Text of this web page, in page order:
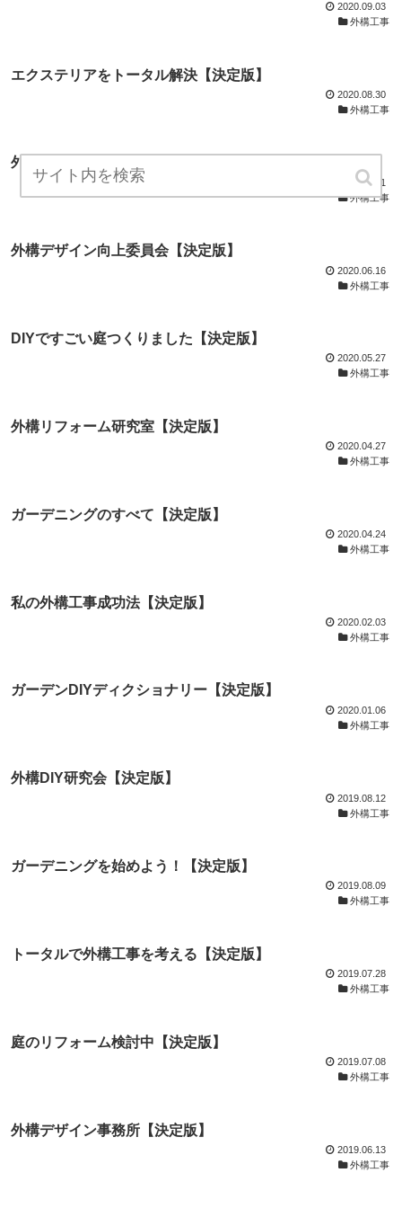
2020.09.03
外構工事
エクステリアをトータル解決【決定版】
2020.08.30
外構工事
外構工事相談ルーム【決定版】
2020.07.21
外構工事
外構デザイン向上委員会【決定版】
2020.06.16
外構工事
DIYですごい庭つくりました【決定版】
2020.05.27
外構工事
外構リフォーム研究室【決定版】
2020.04.27
外構工事
ガーデニングのすべて【決定版】
2020.04.24
外構工事
私の外構工事成功法【決定版】
2020.02.03
外構工事
ガーデンDIYディクショナリー【決定版】
2020.01.06
外構工事
外構DIY研究会【決定版】
2019.08.12
外構工事
ガーデニングを始めよう！【決定版】
2019.08.09
外構工事
トータルで外構工事を考える【決定版】
2019.07.28
外構工事
庭のリフォーム検討中【決定版】
2019.07.08
外構工事
外構デザイン事務所【決定版】
2019.06.13
外構工事